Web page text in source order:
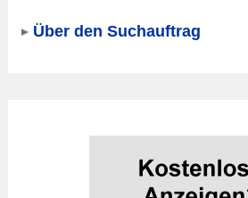
Über den Suchauftrag